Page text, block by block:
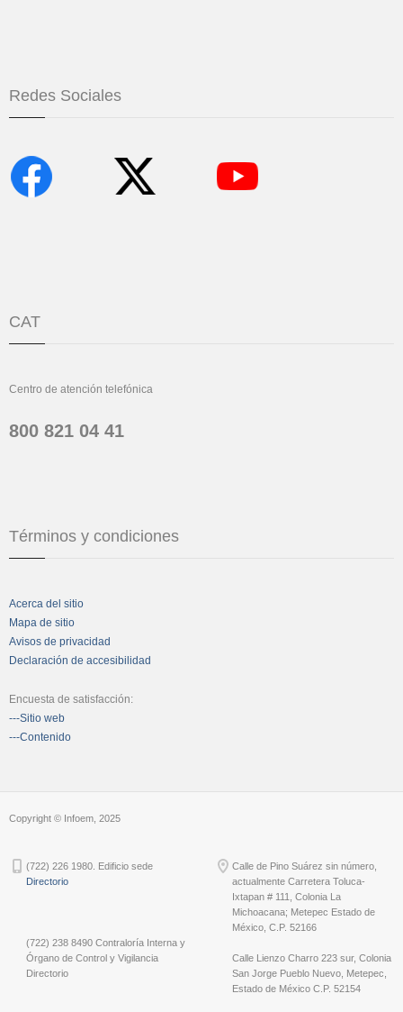
Redes Sociales
CAT
Centro de atención telefónica
800 821 04 41
Términos y condiciones
Acerca del sitio
Mapa de sitio
Avisos de privacidad
Declaración de accesibilidad
Encuesta de satisfacción:
---Sitio web
---Contenido
Copyright © Infoem, 2025
(722) 226 1980. Edificio sede
Directorio
(722) 238 8490 Contraloría Interna y
Órgano de Control y Vigilancia
Directorio
Calle de Pino Suárez sin número,
actualmente Carretera Toluca-
Ixtapan # 111, Colonia La
Michoacana; Metepec Estado de
México, C.P. 52166
Calle Lienzo Charro 223 sur, Colonia
San Jorge Pueblo Nuevo, Metepec,
Estado de México C.P. 52154